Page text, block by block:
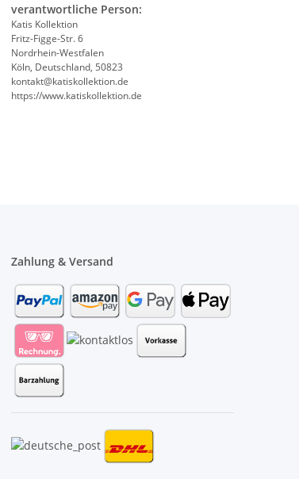
verantwortliche Person:
Katis Kollektion
Fritz-Figge-Str. 6
Nordrhein-Westfalen
Köln, Deutschland, 50823
kontakt@katiskollektion.de
https://www.katiskollektion.de
Zahlung & Versand